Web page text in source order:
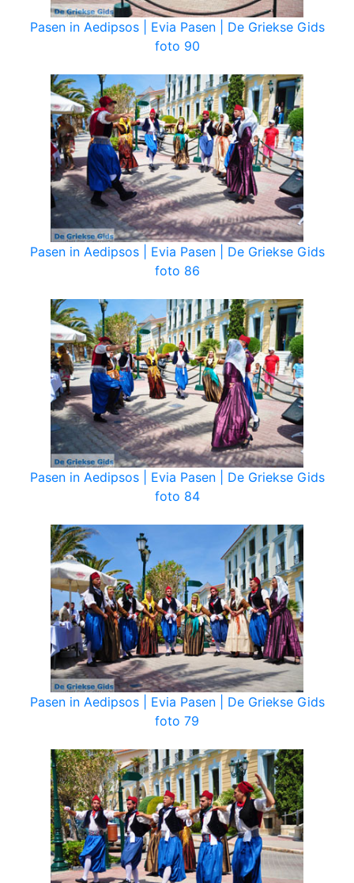
Pasen in Aedipsos | Evia Pasen | De Griekse Gids
foto 90
Pasen in Aedipsos | Evia Pasen | De Griekse Gids
foto 86
Pasen in Aedipsos | Evia Pasen | De Griekse Gids
foto 84
Pasen in Aedipsos | Evia Pasen | De Griekse Gids
foto 79